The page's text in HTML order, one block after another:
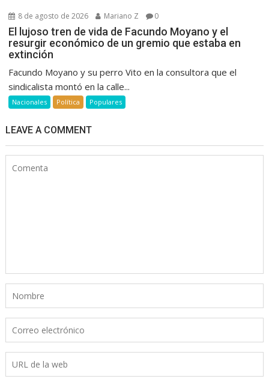
8 de agosto de 2026 Mariano Z 0
El lujoso tren de vida de Facundo Moyano y el
resurgir económico de un gremio que estaba en
extinción
Facundo Moyano y su perro Vito en la consultora que el
sindicalista montó en la calle...
Nacionales Política Populares
LEAVE A COMMENT